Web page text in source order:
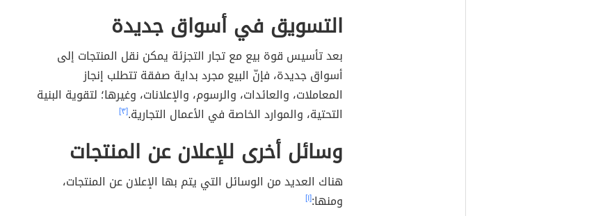
التسويق في أسواق جديدة
بعد تأسيس قوة بيع مع تجار التجزئة يمكن نقل المنتجات إلى
أسواق جديدة، فإنّ البيع مجرد بداية صفقة تتطلب إنجاز
المعاملات، والعائدات، والرسوم، والإعلانات، وغيرها؛ لتقوية البنية
التحتية، والموارد الخاصة في الأعمال التجارية.[٣]
وسائل أخرى للإعلان عن المنتجات
هناك العديد من الوسائل التي يتم بها الإعلان عن المنتجات،
ومنها:[١]